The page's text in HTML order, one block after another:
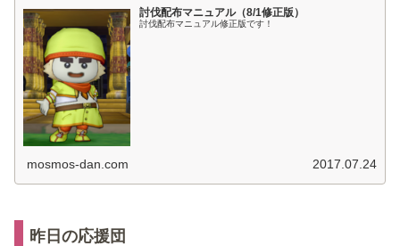
討伐配布マニュアル（8/1修正版）
討伐配布マニュアル修正版です！
mosmos-dan.com 2017.07.24
昨日の応援団